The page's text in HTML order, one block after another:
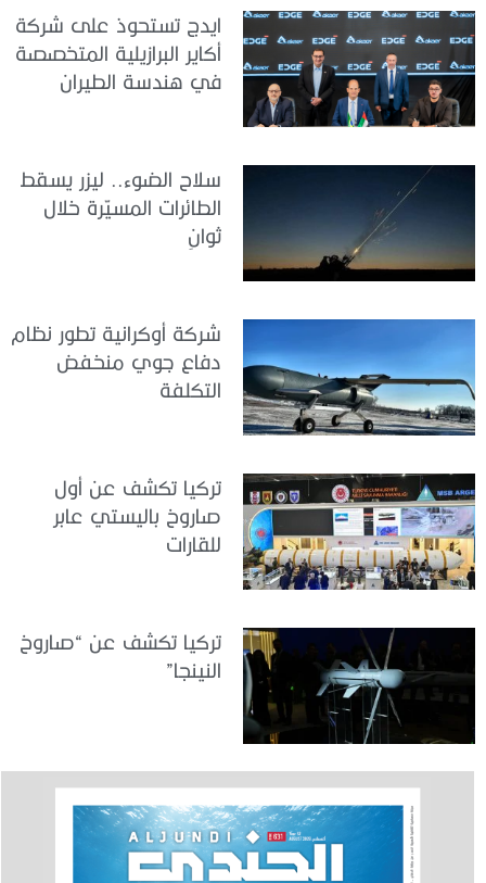
ايدج تستحوذ على شركة
أكاير البرازيلية المتخصصة
في هندسة الطيران
سلاح الضوء.. ليزر يسقط
الطائرات المسيّرة خلال
ثوانٍ
شركة أوكرانية تطور نظام
دفاع جوي منخفض
التكلفة
تركيا تكشف عن أول
صاروخ باليستي عابر
للقارات
تركيا تكشف عن “صاروخ
النينجا”